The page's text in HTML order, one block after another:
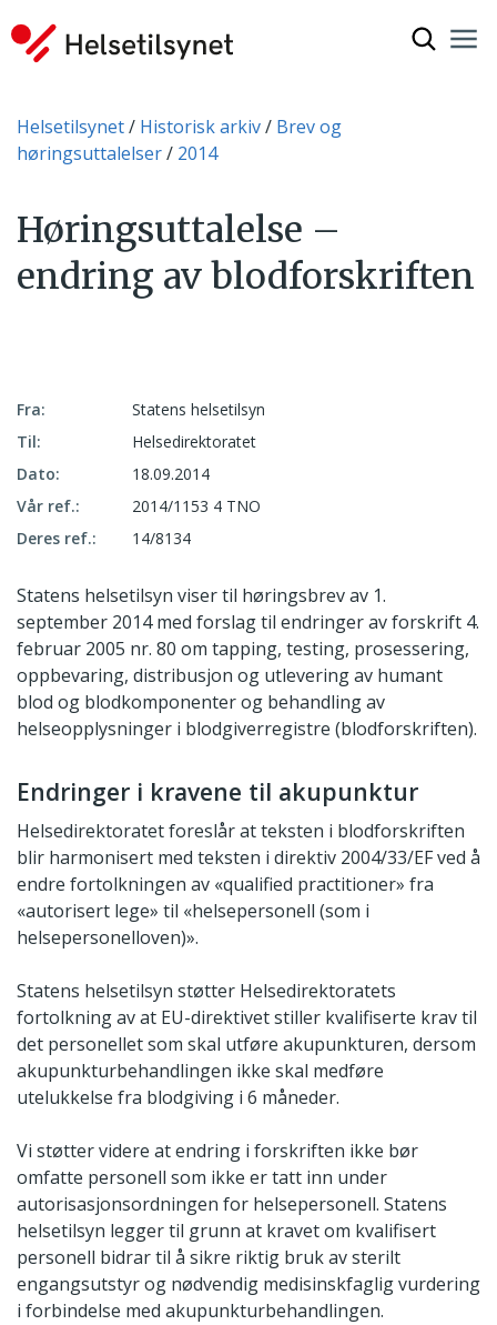
Du er her:
Helsetilsynet Historisk arkiv
Brev og
høringsuttalelser
2014
Høringsuttalelse –
endring av blodforskriften
Fra:
Statens helsetilsyn
Til:
Helsedirektoratet
Dato:
18.09.2014
Vår ref.:
2014/1153 4 TNO
Deres ref.:
14/8134
Statens helsetilsyn viser til høringsbrev av 1.
september 2014 med forslag til endringer av forskrift 4.
februar 2005 nr. 80 om tapping, testing, prosessering,
oppbevaring, distribusjon og utlevering av humant
blod og blodkomponenter og behandling av
helseopplysninger i blodgiverregistre (blodforskriften).
Endringer i kravene til akupunktur
Helsedirektoratet foreslår at teksten i blodforskriften
blir harmonisert med teksten i direktiv 2004/33/EF ved å
endre fortolkningen av «qualified practitioner» fra
«autorisert lege» til «helsepersonell (som i
helsepersonelloven)».
Statens helsetilsyn støtter Helsedirektoratets
fortolkning av at EU-direktivet stiller kvalifiserte krav til
det personellet som skal utføre akupunkturen, dersom
akupunkturbehandlingen ikke skal medføre
utelukkelse fra blodgiving i 6 måneder.
Vi støtter videre at endring i forskriften ikke bør
omfatte personell som ikke er tatt inn under
autorisasjonsordningen for helsepersonell. Statens
helsetilsyn legger til grunn at kravet om kvalifisert
personell bidrar til å sikre riktig bruk av sterilt
engangsutstyr og nødvendig medisinskfaglig vurdering
i forbindelse med akupunkturbehandlingen.